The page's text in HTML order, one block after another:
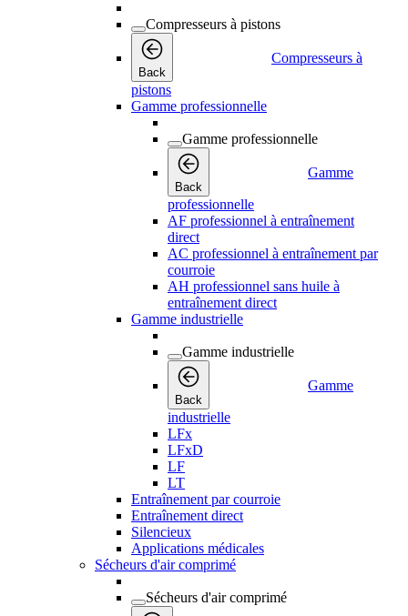
Compresseurs à pistons
Back
Compresseurs à
pistons
Gamme professionnelle
Gamme professionnelle
Back
Gamme
professionnelle
AF professionnel à entraînement
direct
AC professionnel à entraînement par
courroie
AH professionnel sans huile à
entraînement direct
Gamme industrielle
Gamme industrielle
Back
Gamme
industrielle
LFx
LFxD
LF
LT
Entraînement par courroie
Entraînement direct
Silencieux
Applications médicales
Sécheurs d'air comprimé
Sécheurs d'air comprimé